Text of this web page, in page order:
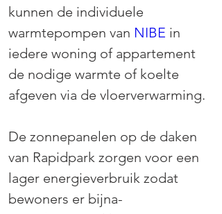
kunnen de individuele
warmtepompen van NIBE in
iedere woning of appartement
de nodige warmte of koelte
afgeven via de vloerverwarming.
De zonnepanelen op de daken
van Rapidpark zorgen voor een
lager energieverbruik zodat
bewoners er bijna-